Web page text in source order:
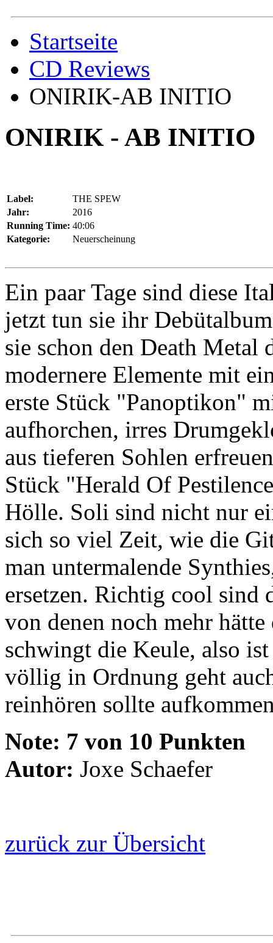
Startseite
CD Reviews
ONIRIK-AB INITIO
ONIRIK - AB INITIO
Label:
THE SPEW
Jahr:
2016
Running Time: 40:06
Kategorie:
Neuerscheinung
Ein paar Tage sind diese
jetzt tun sie ihr
sie schon den Death Metal
modernere Elemente mit
erste Stück "Panoptikon"
aufhorchen, irres
aus tieferen Sohlen
Stück "Herald Of
Hölle. Soli sind nicht nur
sich so viel Zeit, wie die
man untermalende
ersetzen. Richtig cool sind
von denen noch mehr
schwingt die Keule, also
völlig in Ordnung geht
reinhören sollte
Note: 7 von 10 Punkten
Autor: Joxe Schaefer
zurück zur Übersicht